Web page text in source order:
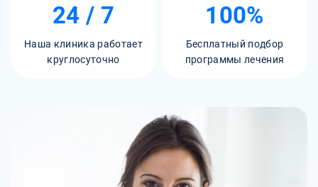
24 / 7
Наша клиника работает
круглосуточно
100%
Бесплатный подбор
программы лечения